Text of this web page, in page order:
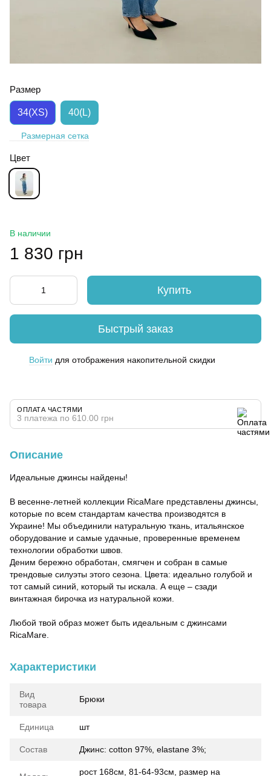
Размер
34(XS) 40(L)
Размерная сетка
Цвет
В наличии
1 830 грн
Купить
Быстрый заказ
Войти для отображения накопительной скидки
ОПЛАТА ЧАСТЯМИ
3 платежа по 610.00 грн
Описание
Идеальные джинсы найдены!
В весенне-летней коллекции RicaMare представлены джинсы,
которые по всем стандартам качества производятся в
Украине! Мы объединили натуральную ткань, итальянское
оборудование и самые удачные, проверенные временем
технологии обработки швов.
Деним бережно обработан, смягчен и собран в самые
трендовые силуэты этого сезона. Цвета: идеально голубой и
тот самый синий, который ты искала. А еще – сзади
винтажная бирочка из натуральной кожи.
Любой твой образ может быть идеальным с джинсами
RicaMare.
Характеристики
Вид
товара
Брюки
Единица шт
Состав Джинс: cotton 97%, elastane 3%;
рост 168см, 81-64-93см, размер на